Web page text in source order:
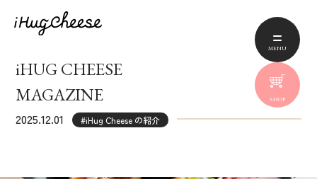
MENU
SHOP
iHUG CHEESE
MAGAZINE
2025.12.01 #iHug Cheese の紹介